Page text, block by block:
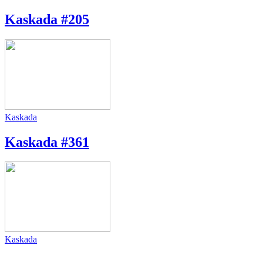
Kaskada #205
Kaskada
Kaskada #361
Kaskada